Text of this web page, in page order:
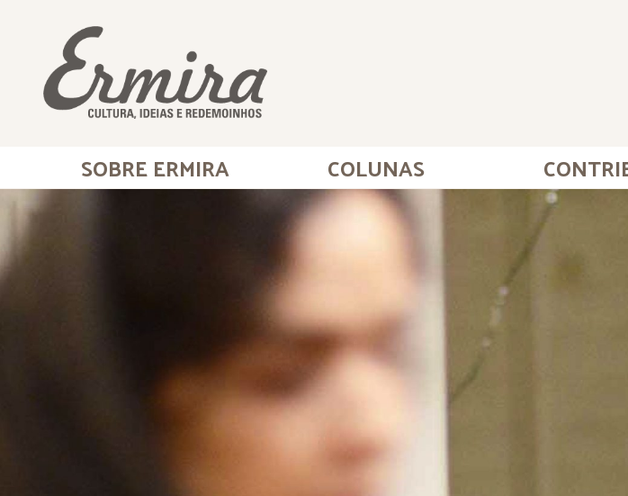
SOBRE ERMIRA COLUNAS